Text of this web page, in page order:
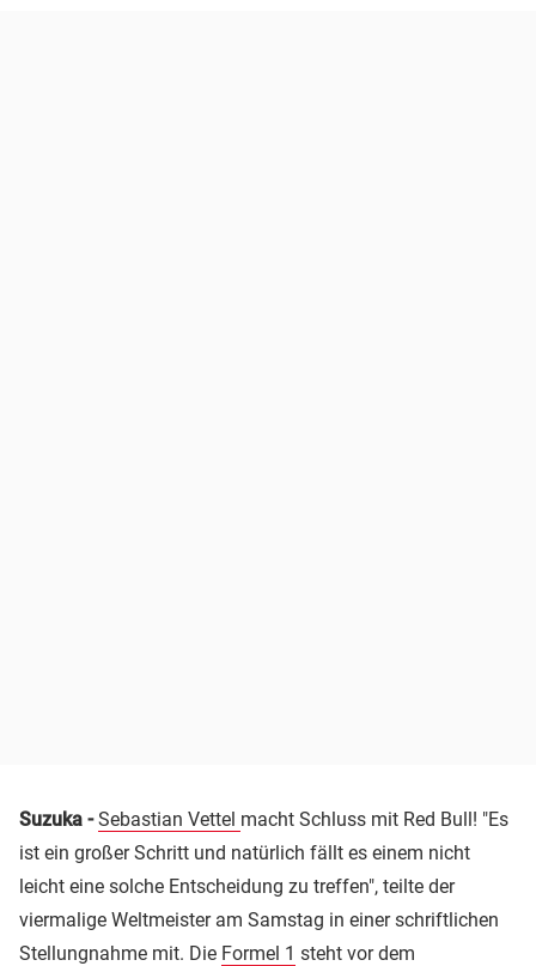
Suzuka -Sebastian Vettel macht Schluss mit Red Bull! "Es
ist ein großer Schritt und natürlich fällt es einem nicht
leicht eine solche Entscheidung zu treffen", teilte der
viermalige Weltmeister am Samstag in einer schriftlichen
Stellungnahme mit. Die Formel 1 steht vor dem